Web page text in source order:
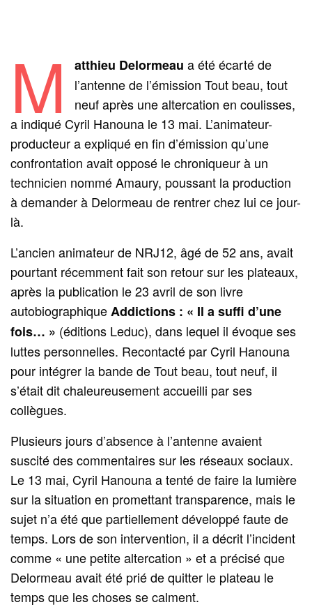
M atthieu Delormeau a été écarté de
l’antenne de l’émission Tout beau, tout
neuf après une altercation en coulisses,
a indiqué Cyril Hanouna le 13 mai. L’animateur-
producteur a expliqué en fin d’émission qu’une
confrontation avait opposé le chroniqueur à un
technicien nommé Amaury, poussant la production
à demander à Delormeau de rentrer chez lui ce jour-
là.
L’ancien animateur de NRJ12, âgé de 52 ans, avait
pourtant récemment fait son retour sur les plateaux,
après la publication le 23 avril de son livre
autobiographiqueAddictions : « Il a suffi d’une
fois… » (éditions Leduc), dans lequel il évoque ses
luttes personnelles. Recontacté par Cyril Hanouna
pour intégrer la bande de Tout beau, tout neuf, il
s’était dit chaleureusement accueilli par ses
collègues.
Plusieurs jours d’absence à l’antenne avaient
suscité des commentaires sur les réseaux sociaux.
Le 13 mai, Cyril Hanouna a tenté de faire la lumière
sur la situation en promettant transparence, mais le
sujet n’a été que partiellement développé faute de
temps. Lors de son intervention, il a décrit l’incident
comme « une petite altercation » et a précisé que
Delormeau avait été prié de quitter le plateau le
temps que les choses se calment.